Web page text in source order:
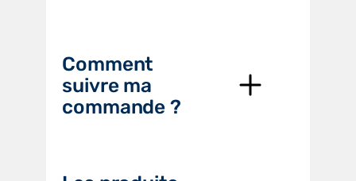
Comment
suivre ma
commande ?